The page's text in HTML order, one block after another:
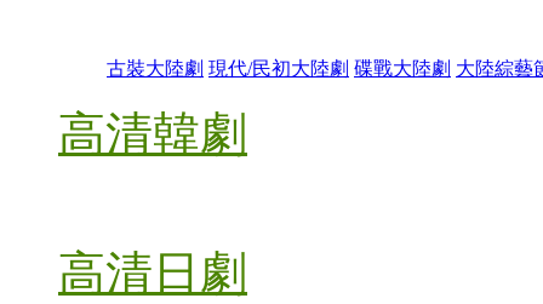
古裝大陸劇 現代/民初大陸劇 碟戰大陸劇 大陸綜藝
高清韓劇
高清日劇